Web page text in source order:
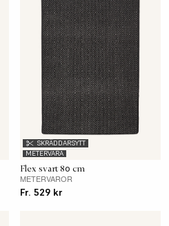
SKRÄDDARSYTT
METERVARA
Flex svart 80 cm
METERVAROR
Fr. 529 kr